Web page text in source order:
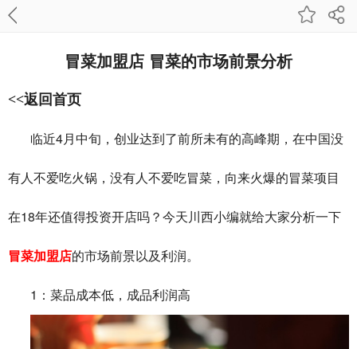
冒菜加盟店 冒菜的市场前景分析
<<返回首页
临近4月中旬，创业达到了前所未有的高峰期，在中国没
有人不爱吃火锅，没有人不爱吃冒菜，向来火爆的冒菜项目
在18年还值得投资开店吗？今天川西小编就给大家分析一下
冒菜加盟店的市场前景以及利润。
1 ：菜品成本低，成品利润高